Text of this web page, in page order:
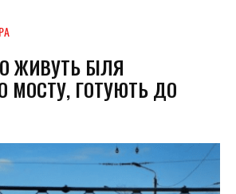
ЖИВУТЬ БІЛЯ
МОСТУ, ГОТУЮТЬ ДО